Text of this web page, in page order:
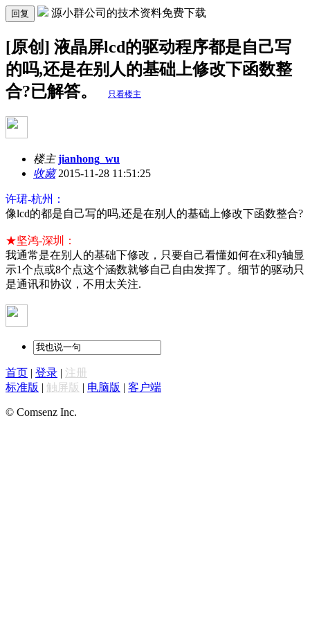
回复 源小群公司的技术资料免费下载
[原创] 液晶屏lcd的驱动程序都是自己写
的吗,还是在别人的基础上修改下函数整
合?已解答。
只看楼主
楼主 jianhong_wu
收藏2015-11-28 11:51:25
许珺-杭州：
像lcd的都是自己写的吗,还是在别人的基础上修改下函数整合?
★坚鸿-深圳：
我通常是在别人的基础下修改，只要自己看懂如何在x和y轴显
示1个点或8个点这个涵数就够自己自由发挥了。细节的驱动只
是通讯和协议，不用太关注.
首页 | 登录 | 注册
标准版 | 触屏版 | 电脑版 | 客户端
© Comsenz Inc.